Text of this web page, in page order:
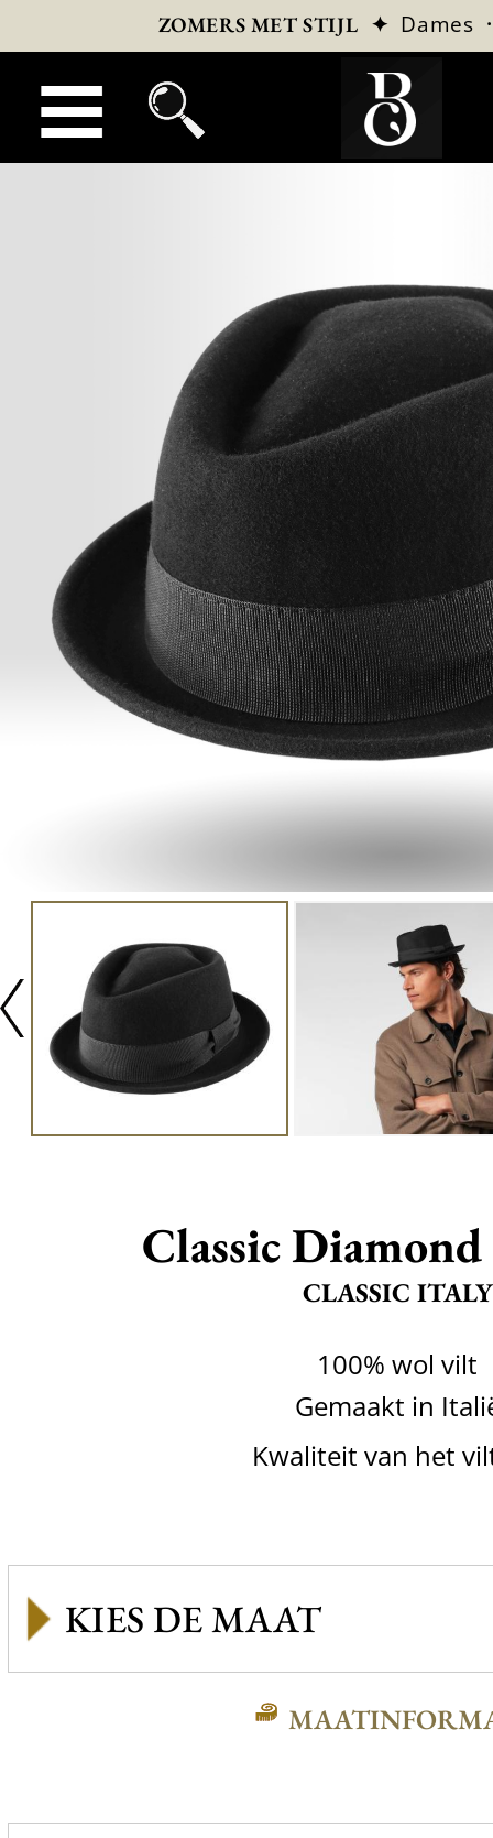
ZOMERS MET STIJL ✦ Dames
Classic
CLASSIC ITALY
100% wol vilt
Gemaakt in
Kwaliteit van het